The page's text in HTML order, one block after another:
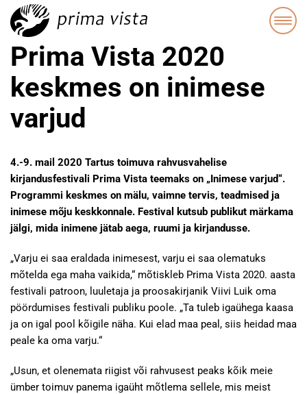
Prima Vista 2020
keskmes on inimese
varjud
4.-9. mail 2020 Tartus toimuva rahvusvahelise
kirjandusfestivali Prima Vista teemaks on „Inimese varjud“.
Programmi keskmes on mälu, vaimne tervis, teadmised ja
inimese mõju keskkonnale. Festival kutsub publikut märkama
jälgi, mida inimene jätab aega, ruumi ja kirjandusse.
„Varju ei saa eraldada inimesest, varju ei saa olematuks
mõtelda ega maha vaikida,“ mõtiskleb Prima Vista 2020. aasta
festivali patroon, luuletaja ja proosakirjanik Viivi Luik oma
pöördumises festivali publiku poole. „Ta tuleb igaühega kaasa
ja on igal pool kõigile näha. Kui elad maa peal, siis heidad maa
peale ka oma varju.“
„Usun, et olenemata riigist või rahvusest peaks kõik meie
ümber toimuv panema igaüht mõtlema sellele, mis meist